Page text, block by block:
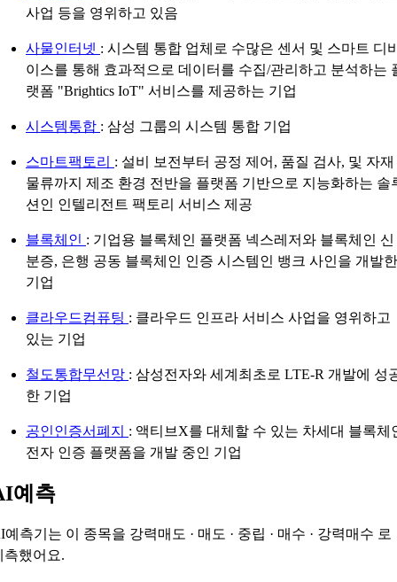
사업 등을 영위하고 있음
사물인터넷 : 시스템 통합 업체로 수많은 센서 및 스마트 디
이스를 통해 효과적으로 데이터를 수집/관리하고 분석하는
랫폼 "Brightics IoT" 서비스를 제공하는 기업
시스템통합 : 삼성 그룹의 시스템 통합 기업
스마트팩토리 : 설비 보전부터 공정 제어, 품질 검사, 및 자재
물류까지 제조 환경 전반을 플랫폼 기반으로 지능화하는 솔
션인 인텔리전트 팩토리 서비스 제공
블록체인 : 기업용 블록체인 플랫폼 넥스레저와 블록체인 신
분증, 은행 공동 블록체인 인증 시스템인 뱅크 사인을 개발한
기업
클라우드컴퓨팅 : 클라우드 인프라 서비스 사업을 영위하고
있는 기업
철도통합무선망 : 삼성전자와 세계최초로 LTE-R 개발에 성
한 기업
공인인증서폐지 : 액티브X를 대체할 수 있는 차세대 블록체
전자 인증 플랫폼을 개발 중인 기업
예측
예측기는 이 종목을 강력매도 · 매도 · 중립 · 매수 · 강력매수 로
측했어요.